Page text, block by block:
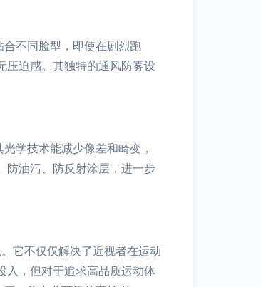
不同脸型，即使在剧烈跑
压迫感。其独特的通风防雾设
学技术能减少像差和畸变，
防油污、防反射涂层，进一步
它不仅仅解决了近视者在运动
入，但对于追求高品质运动体